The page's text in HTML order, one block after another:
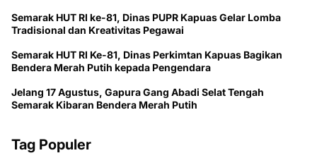
Semarak HUT RI ke-81, Dinas PUPR Kapuas Gelar Lomba
Tradisional dan Kreativitas Pegawai
Semarak HUT RI Ke-81, Dinas Perkimtan Kapuas Bagikan
Bendera Merah Putih kepada Pengendara
Jelang 17 Agustus, Gapura Gang Abadi Selat Tengah
Semarak Kibaran Bendera Merah Putih
Tag Populer